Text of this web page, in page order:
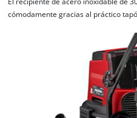
cómodamente gracias al práctico